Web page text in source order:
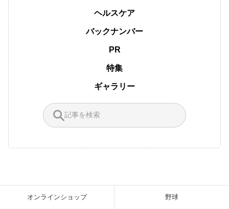
ヘルスケア
バックナンバー
PR
特集
ギャラリー
オンラインショップ 野球